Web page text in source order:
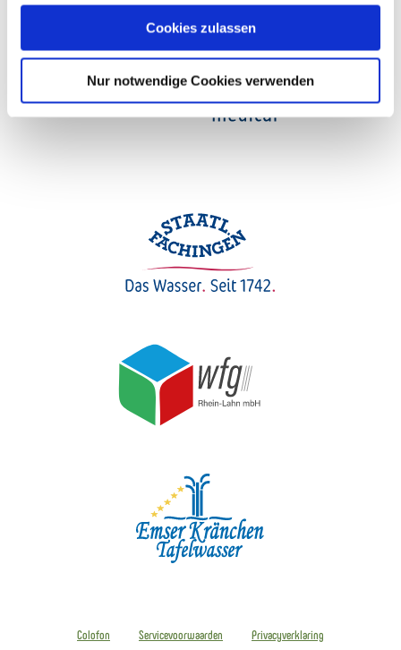
Cookies zulassen
Nur notwendige Cookies verwenden
Colofon Servicevoorwaarden Privacyverklaring